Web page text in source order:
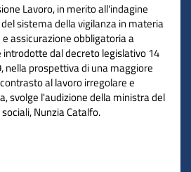
Lavoro, in merito all'indagine
sistema della vigilanza in materia
assicurazione obbligatoria a
dal decreto legislativo 14
nella prospettiva di una maggiore
al lavoro irregolare e
svolge l'audizione della ministra del
Nunzia Catalfo.